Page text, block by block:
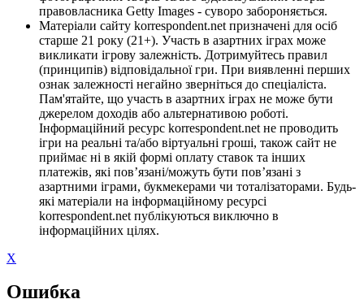
правовласника Getty Images - суворо забороняється.
Матеріали сайту korrespondent.net призначені для осіб
старше 21 року (21+). Участь в азартних іграх може
викликати ігрову залежність. Дотримуйтесь правил
(принципів) відповідальної гри. При виявленні перших
ознак залежності негайно зверніться до спеціаліста.
Пам'ятайте, що участь в азартних іграх не може бути
джерелом доходів або альтернативою роботі.
Інформаційний ресурс korrespondent.net не проводить
ігри на реальні та/або віртуальні гроші, також сайт не
приймає ні в якій формі оплату ставок та інших
платежів, які пов’язані/можуть бути пов’язані з
азартними іграми, букмекерами чи тоталізаторами. Будь-
які матеріали на інформаційному ресурсі
korrespondent.net публікуються виключно в
інформаційних цілях.
X
Ошибка